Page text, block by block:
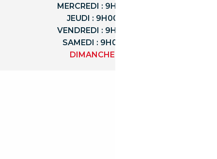
MERCREDI : 9H00 - 18H00
JEUDI : 9H00 - 18H00
VENDREDI : 9H00 - 18H00
SAMEDI : 9H00 - 12H00
DIMANCHE : FERMÉ